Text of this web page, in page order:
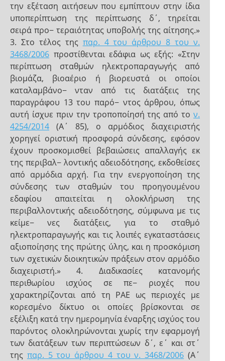
την εξέταση αιτήσεων που εμπίπτουν στην ίδια
υποπερίπτωση της περίπτωσης δ΄, τηρείται
σειρά προ− τεραιότητας υποβολής της αίτησης.»
3. Στο τέλος της παρ. 4 του άρθρου 8 του ν.
3468/2006 προστίθενται εδάφια ως εξής: «Στην
περίπτωση σταθμών ηλεκτροπαραγωγής από
βιομάζα, βιοαέριο ή βιορευστά οι οποίοι
καταλαμβάνο− νταν από τις διατάξεις της
παραγράφου 13 του παρό− ντος άρθρου, όπως
αυτή ίσχυε πριν την τροποποίησή της από το ν.
4254/2014 (Α΄ 85), ο αρμόδιος διαχειριστής
χορηγεί οριστική προσφορά σύνδεσης, εφόσον
έχουν προσκομισθεί βεβαιώσεις απαλλαγής εκ
της περιβαλ− λοντικής αδειοδότησης, εκδοθείσες
από αρμόδια αρχή. Για την ενεργοποίηση της
σύνδεσης των σταθμών του προηγουμένου
εδαφίου απαιτείται η ολοκλήρωση της
περιβαλλοντικής αδειοδότησης, σύμφωνα με τις
κείμε− νες διατάξεις, για το σταθμό
ηλεκτροπαραγωγής και τις λοιπές εγκαταστάσεις
αξιοποίησης της πρώτης ύλης, και η προσκόμιση
των σχετικών διοικητικών πράξεων στον αρμόδιο
διαχειριστή.» 4. Διαδικασίες κατανομής
περιθωρίου ισχύος σε πε− ριοχές που
χαρακτηρίζονται από τη ΡΑΕ ως περιοχές με
κορεσμένο δίκτυο οι οποίες βρίσκονται σε
εξέλιξη κατά την ημερομηνία έναρξης ισχύος του
παρόντος ολοκληρώνονται χωρίς την εφαρμογή
των διατάξεων των περιπτώσεων δ΄, ε΄ και στ΄
της παρ. 5 του άρθρου 4 του ν. 3468/2006 (Α΄